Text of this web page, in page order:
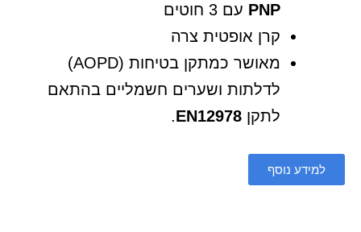
PNP עם 3 חוטים
קרן אופטית צרה
מאושר כמתקן בטיחות (AOPD)
לדלתות ושערים חשמליים בהתאם
לתקן EN12978
.
למידע נוסף